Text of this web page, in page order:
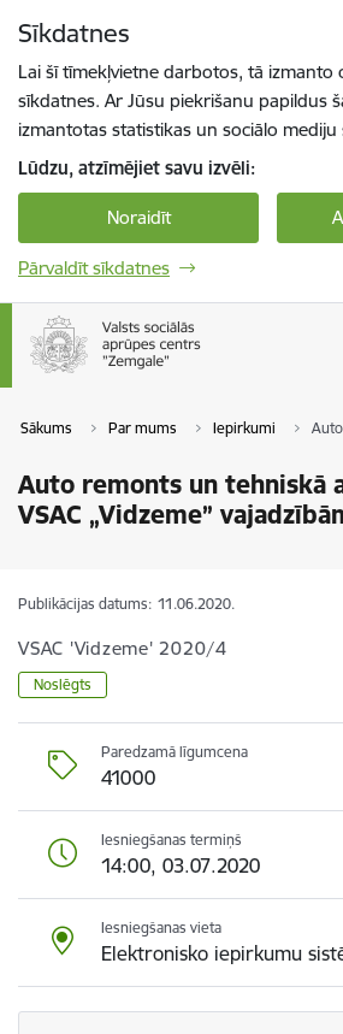
Sīkdatnes
Lai šī tīmekļvietne darbotos, tā izmanto
sīkdatnes. Ar Jūsu piekrišanu papildus
izmantotas statistikas un sociālo mediju
Lūdzu, atzīmējiet savu izvēli:
Noraidīt
Pārvaldīt sīkdatnes
Sākums Par mums Iepirkumi
Auto remonts un tehniskā
VSAC „Vidzeme”
Publikācijas datums: 11.06.2020.
VSAC 'Vidzeme' 2020/4
Noslēgts
Paredzamā līgumcena
41000
Iesniegšanas termiņš
14:00, 03.07.2020
Iesniegšanas vieta
Elektronisko iepirkumu